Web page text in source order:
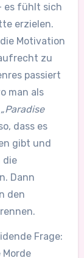
es fühlt sich
erzielen.
Motivation
zu
passiert
man als
„Paradise
dass es
gibt und
die
Dann
den
Frage: